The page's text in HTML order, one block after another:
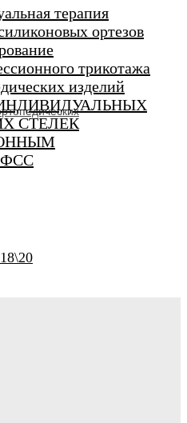
терапия
ортезов
трикотажа
изделий
СТЕЛЕК